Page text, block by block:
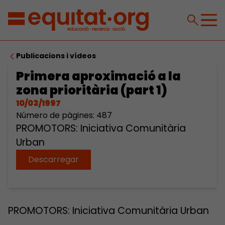
Publicacions i vídeos
Primera aproximació a la
zona prioritària (part 1)
10/03/1997
Número de pàgines: 487
PROMOTORS: Iniciativa Comunitària
Urban
Descarregar
PROMOTORS: Iniciativa Comunitària Urban